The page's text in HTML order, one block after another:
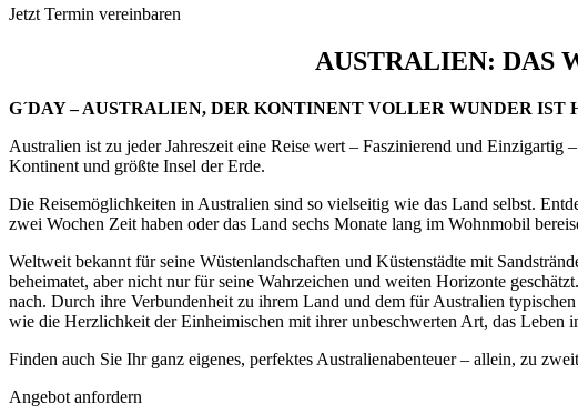
Jetzt Termin vereinbaren
AUSTRALIEN: DAS
G´DAY – AUSTRALIEN, DER KONTINENT VOLLER WUNDER IST
Australien ist zu jeder Jahreszeit eine Reise wert – Faszinierend und
Kontinent und größte Insel der Erde.
Die Reisemöglichkeiten in Australien sind so vielseitig wie das Land selbst.
zwei Wochen Zeit haben oder das Land sechs Monate lang im Wohnmobil
Weltweit bekannt für seine Wüstenlandschaften und Küstenstädte mit
beheimatet, aber nicht nur für seine Wahrzeichen und weiten Horizonte
nach. Durch ihre Verbundenheit zu ihrem Land und dem für Australien
wie die Herzlichkeit der Einheimischen mit ihrer unbeschwerten Art, das
Finden auch Sie Ihr ganz eigenes, perfektes Australienabenteuer – allein, zu
Angebot anfordern